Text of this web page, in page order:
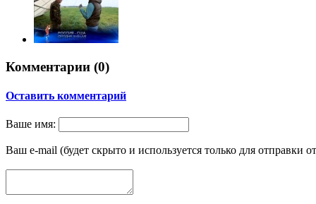
Комментарии (0)
Оставить комментарий
Ваше имя:
Ваш e-mail (будет скрыто и используется только для отправки